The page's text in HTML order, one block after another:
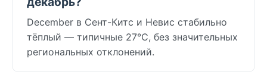
December в Сент-Китс и Невис стабильно
тёплый — типичные 27°C, без значительных
региональных отклонений.